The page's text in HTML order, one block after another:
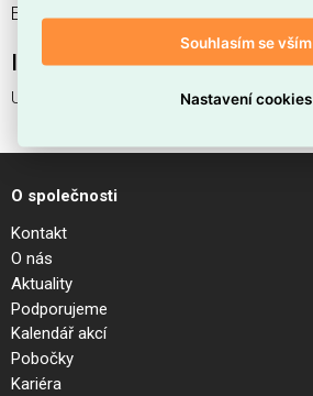
ELSVOS1786662.
Interní název produktu
UNIVERSAL PL D30 SQUARE 4000K
O společnosti
Kontakt
O nás
Aktuality
Podporujeme
Kalendář akcí
Pobočky
Kariéra
Souhlasím se vším
Nastavení cookies